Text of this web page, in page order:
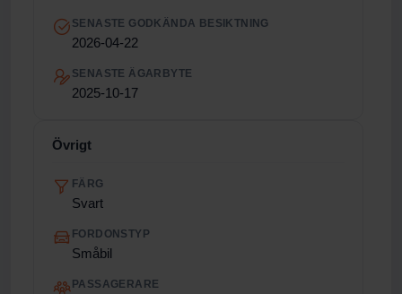
SENASTE GODKÄNDA BESIKTNING
2026-04-22
SENASTE ÄGARBYTE
2025-10-17
Övrigt
FÄRG
Svart
FORDONSTYP
Småbil
PASSAGERARE